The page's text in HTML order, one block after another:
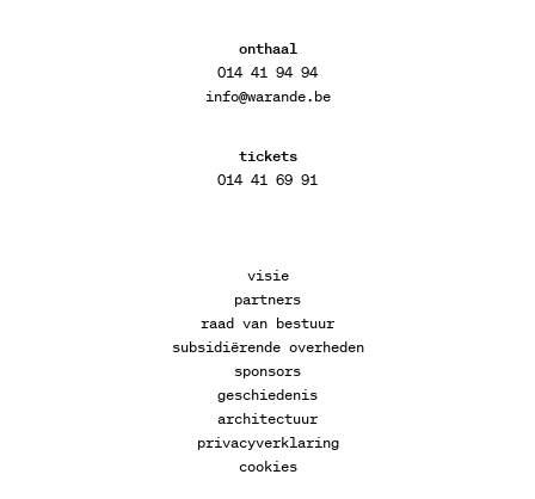
onthaal
014 41 94 94
info@warande.be
tickets
014 41 69 91
visie
partners
raad van bestuur
subsidiërende overheden
sponsors
geschiedenis
architectuur
privacyverklaring
cookies